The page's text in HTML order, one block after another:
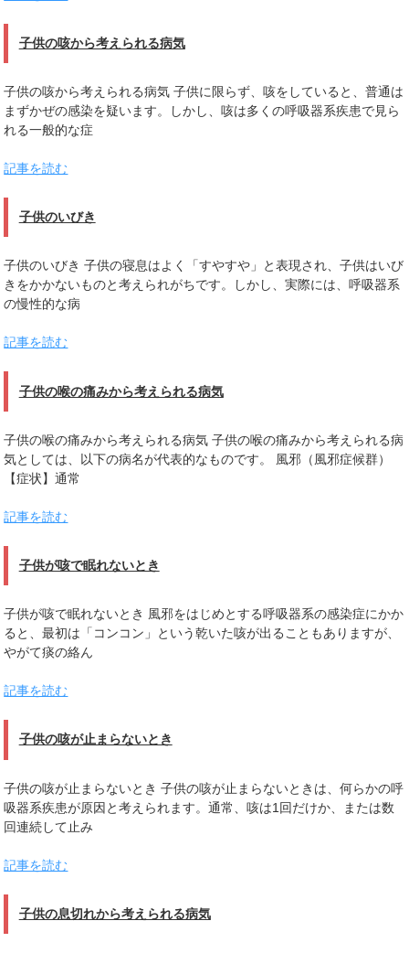
子供の咳から考えられる病気
子供の咳から考えられる病気 子供に限らず、咳をしていると、普通は
まずかぜの感染を疑います。しかし、咳は多くの呼吸器系疾患で見ら
れる一般的な症
記事を読む
子供のいびき
子供のいびき 子供の寝息はよく「すやすや」と表現され、子供はいび
きをかかないものと考えられがちです。しかし、実際には、呼吸器系
の慢性的な病
記事を読む
子供の喉の痛みから考えられる病気
子供の喉の痛みから考えられる病気 子供の喉の痛みから考えられる病
気としては、以下の病名が代表的なものです。 風邪（風邪症候群）
【症状】通常
記事を読む
子供が咳で眠れないとき
子供が咳で眠れないとき 風邪をはじめとする呼吸器系の感染症にかか
ると、最初は「コンコン」という乾いた咳が出ることもありますが、
やがて痰の絡ん
記事を読む
子供の咳が止まらないとき
子供の咳が止まらないとき 子供の咳が止まらないときは、何らかの呼
吸器系疾患が原因と考えられます。通常、咳は1回だけか、または数
回連続して止み
記事を読む
子供の息切れから考えられる病気